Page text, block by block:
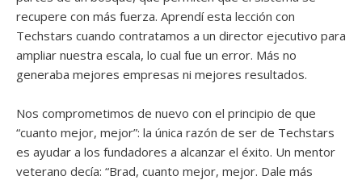
recupere con más fuerza. Aprendí esta lección con
Techstars cuando contratamos a un director ejecutivo para
ampliar nuestra escala, lo cual fue un error. Más no
generaba mejores empresas ni mejores resultados.
Nos comprometimos de nuevo con el principio de que
“cuanto mejor, mejor”: la única razón de ser de Techstars
es ayudar a los fundadores a alcanzar el éxito. Un mentor
veterano decía: “Brad, cuanto mejor, mejor. Dale más